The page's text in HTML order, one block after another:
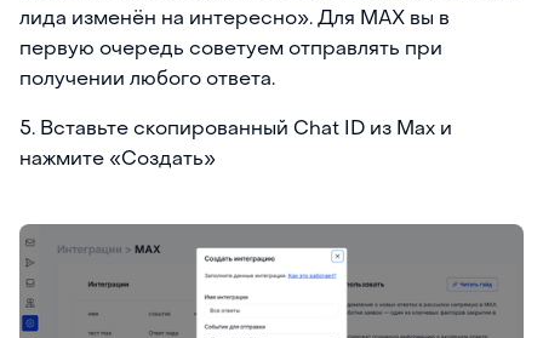
лида изменён на интересно». Для MAX вы в
первую очередь советуем отправлять при
получении любого ответа.
5. Вставьте скопированный Chat ID из Max и
нажмите «Создать»